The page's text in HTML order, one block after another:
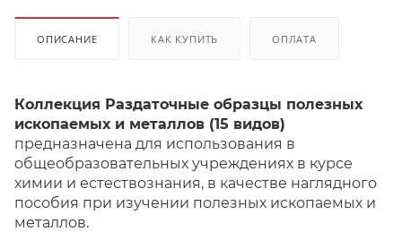
ОПИСАНИЕ КАК КУПИТЬ ОПЛАТА
Коллекция Раздаточные образцы полезных
ископаемых и металлов (15 видов)
предназначена для использования в
общеобразовательных учреждениях в курсе
химии и естествознания, в качестве наглядного
пособия при изучении полезных ископаемых и
металлов.